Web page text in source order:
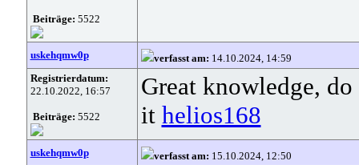
Beiträge: 5522
uskehqmw0p verfasst am: 14.10.2024, 14:59
Registrierdatum:
22.10.2022, 16:57
Beiträge: 5522
Great knowledge,
it helios168
uskehqmw0p verfasst am: 15.10.2024, 12:50